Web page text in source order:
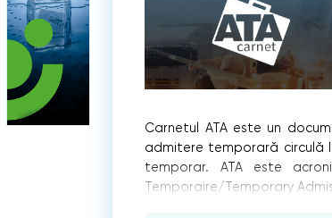
Carnetul ATA este un
admitere temporară circulă
temporar. ATA este
Temporaire/Temporary